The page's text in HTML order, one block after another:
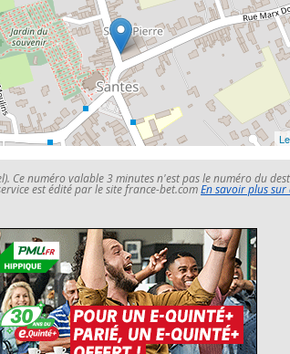
Ce numéro valable 3 minutes n'est pas le numéro du
est édité par le site france-bet.comEn savoir plus sur